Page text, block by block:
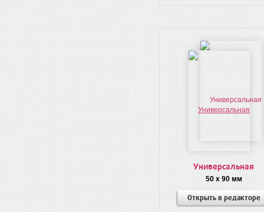
Универсальная
50 x 90 мм
Открыть в редакторе